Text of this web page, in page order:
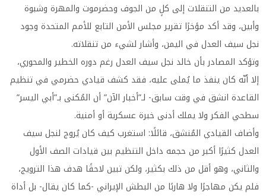
بالعديد من التنقلات إلى كلٍ من الجوف وحضرموت والمهرة وشبوة
وأبين، وقد أكد مؤخرًا تقرير مجلس الأمن التابع للأمم المتحدة وجود
نجل سيف العدل في اليمن، وأشار لشيء من تنقلاته.
وتؤكد المصادر بأن خالد نجل سيف العدل رغم دوره الخطير والمحوري،
إلا أنّه كان ينفذ ما يُملى عليه، فقد كشف قيادي حضرمي في تنظيم
القاعدة انشق في وقت سابق- لـ”أخبار الآن” أن المُكنى بـ”أبي اليسر”
سطحي الفكر ولا يملك أدنى خبرة عسكرية أو أمنية.
وأضاف القيادي المُنشق، قائلًا: استغرب كيف كان يُروج لنجل سيف
العدل كثيرًا أكبر من حجمه داخل التنظيم بين قيادات الصف الأول
والثاني، وهو أقل من ذلك بكثير، ولكن تبين لاحقًا هدف هذا الترويج،
فلم يكن مهاجرًا ولا هاربًا من البطش الإيراني -كما كان يقال- بل أداة